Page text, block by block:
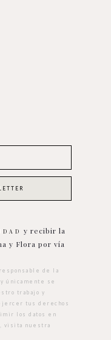
y recibir la
y Flora por vía
de la
únicamente se
trabajo y
tus derechos
los datos en
visita nuestra